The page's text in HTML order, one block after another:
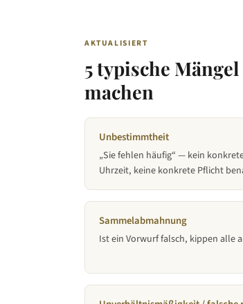
AKTUALISIERT
5 typische
machen
Unbestimmtheit
„Sie fehlen häufig“ — kein
Uhrzeit, keine konkrete Pflicht
Sammelabmahnung
Ist ein Vorwurf falsch, kippen alle